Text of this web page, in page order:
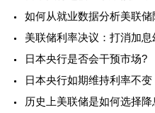
如何从就业数据分析美联储
美联储利率决议：打消加
日本央行是否会干预市场?
日本央行如期维持利率不
历史上美联储是如何选择